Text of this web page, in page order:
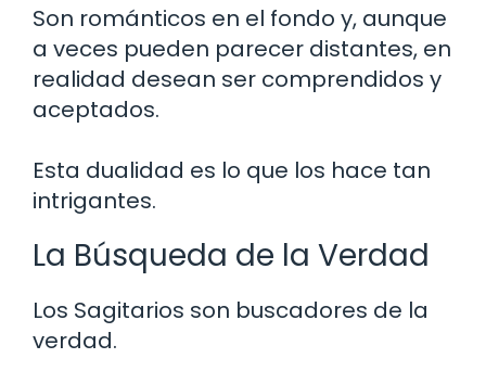
Son románticos en el fondo y, aunque
a veces pueden parecer distantes, en
realidad desean ser comprendidos y
aceptados.
Esta dualidad es lo que los hace tan
intrigantes.
La Búsqueda de la Verdad
Los Sagitarios son buscadores de la
verdad.